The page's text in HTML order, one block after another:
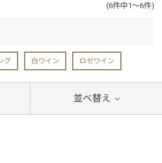
(6件中1～6件)
グ 白ワイン ロゼワイン
並べ替え